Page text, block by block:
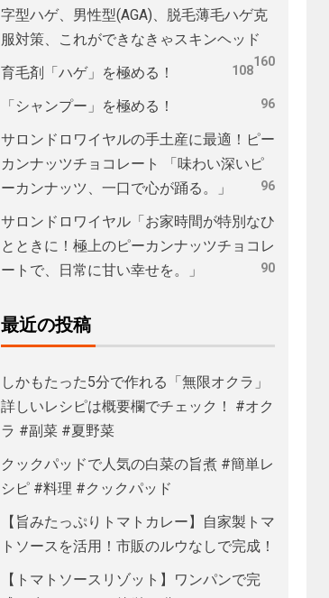
字型ハゲ、男性型(AGA)、脱毛薄毛ハゲ克
服対策、これができなきゃスキンヘッド
160
育毛剤「ハゲ」を極める！ 108
「シャンプー」を極める！ 96
サロンドロワイヤルの手土産に最適！ピー
カンナッツチョコレート 「味わい深いピ
ーカンナッツ、一口で心が踊る。」
96
サロンドロワイヤル「お家時間が特別なひ
とときに！極上のピーカンナッツチョコレ
ートで、日常に甘い幸せを。」
90
最近の投稿
しかもたった5分で作れる「無限オクラ」
詳しいレシピは概要欄でチェック！ #オク
ラ #副菜 #夏野菜
クックパッドで人気の白菜の旨煮 #簡単レ
シピ #料理 #クックパッド
【旨みたっぷりトマトカレー】自家製トマ
トソースを活用！市販のルウなしで完成！
【トマトソースリゾット】ワンパンで完